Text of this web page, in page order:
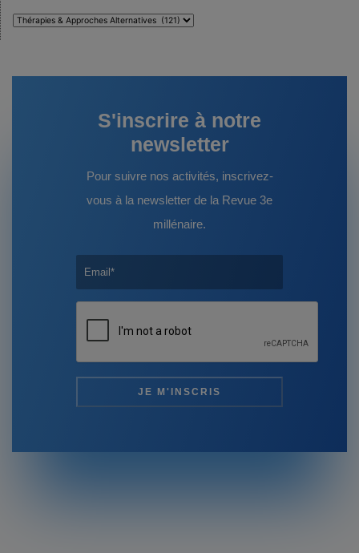
Auteurs
S'inscrire à notre
newsletter
Pour suivre nos activités, inscrivez-
vous à la newsletter de la Revue 3e
millénaire.